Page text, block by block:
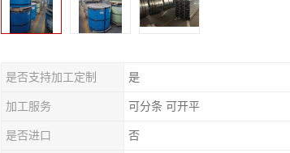
是否支持加工定制 是
加工服务 可分条 可开平
是否进口 否